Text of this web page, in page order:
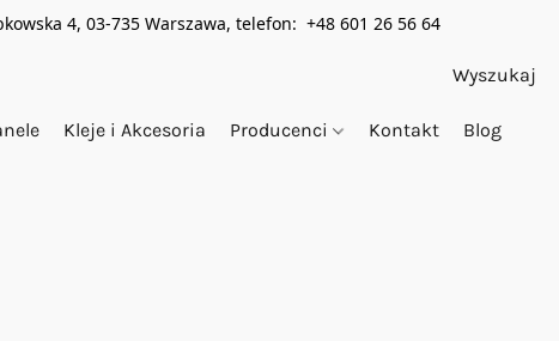
4, 03-735 Warszawa, telefon: +48 601 26 56 64
Kleje i Akcesoria Producenci Kontakt Blog